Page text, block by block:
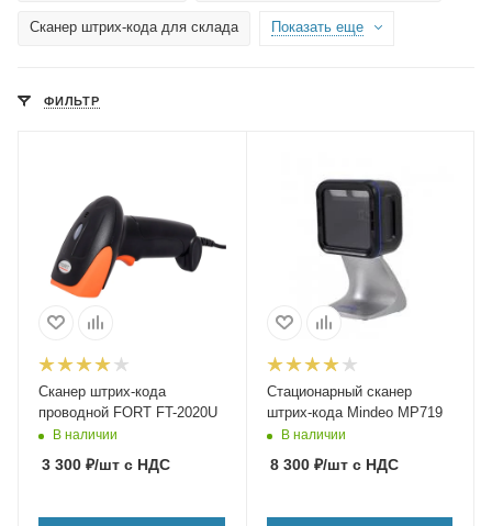
Сканер штрих-кода для склада Показать еще
ФИЛЬТР
Сканер штрих-кода
проводной FORT FT-2020U
В наличии
3 300 ₽/шт с НДС
Стационарный сканер
штрих-кода Mindeo MP719
В наличии
8 300₽/штс НДС